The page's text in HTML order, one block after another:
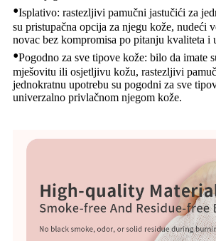
•Isplativo: rastezljivi pamučni jastučići za
su pristupačna opcija za njegu kože, nudeći
novac bez kompromisa po pitanju kvaliteta i
•Pogodno za sve tipove kože: bilo da imate
mješovitu ili osjetljivu kožu, rastezljivi
jednokratnu upotrebu su pogodni za sve
univerzalno privlačnom njegom kože.